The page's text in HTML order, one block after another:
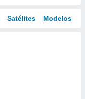
Satélites Modelos